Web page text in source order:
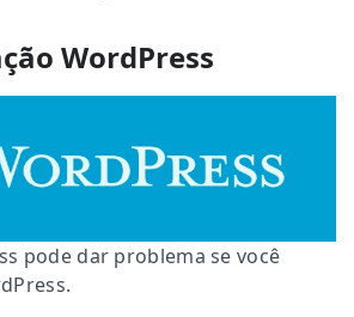
WordPress
pode dar problema se você